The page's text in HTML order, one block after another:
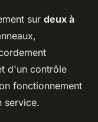
sur deux à
d'un contrôle
fonctionnement
service.